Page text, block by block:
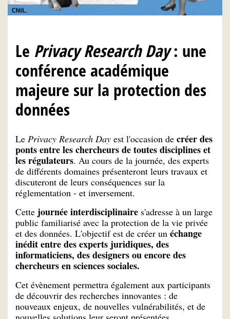
Le Privacy Research Day: une
conférence académique
majeure sur la protection des
données
Le Privacy Research Day est l'occasion de créer des
ponts entre les chercheurs de toutes disciplines et
les régulateurs. Au cours de la journée, des experts
de différents domaines présenteront leurs travaux et
discuteront de leurs conséquences sur la
réglementation - et inversement.
Cette journée interdisciplinaire s'adresse à un large
public familiarisé avec la protection de la vie privée
et des données. L'objectif est de créer un échange
inédit entre des experts juridiques, des
informaticiens, des designers ou encore des
chercheurs en sciences sociales.
Cet évènement permettra également aux participants
de découvrir des recherches innovantes : de
nouveaux enjeux, de nouvelles vulnérabilités, et de